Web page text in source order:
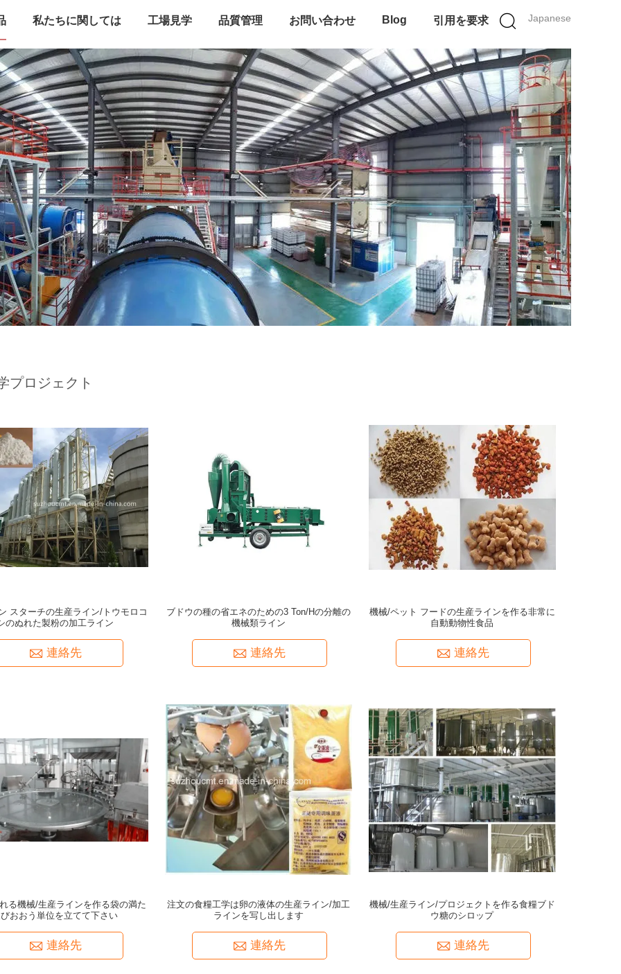
Japanese
私たちに関しては 工場見学 品質管理 お問い合わせ Blog 引用を要求
プロジェクト
スターチの生産ライン/トウモロコ
のぬれた製粉の加工ライン
連絡先
ブドウの種の省エネのための3 Ton/Hの分離の
機械類ライン
連絡先
機械/ペット フードの生産ラインを作る非常に
自動動物性食品
連絡先
る機械/生産ラインを作る袋の満た
おおう単位を立てて下さい
連絡先
注文の食糧工学は卵の液体の生産ライン/加工
ラインを写し出します
連絡先
機械/生産ライン/プロジェクトを作る食糧ブド
ウ糖のシロップ
連絡先